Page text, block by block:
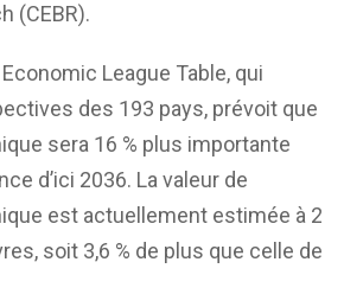
(CEBR).
League Table, qui
des 193 pays, prévoit que
sera 16 % plus importante
d’ici 2036. La valeur de
est actuellement estimée à 2
soit 3,6 % de plus que celle de